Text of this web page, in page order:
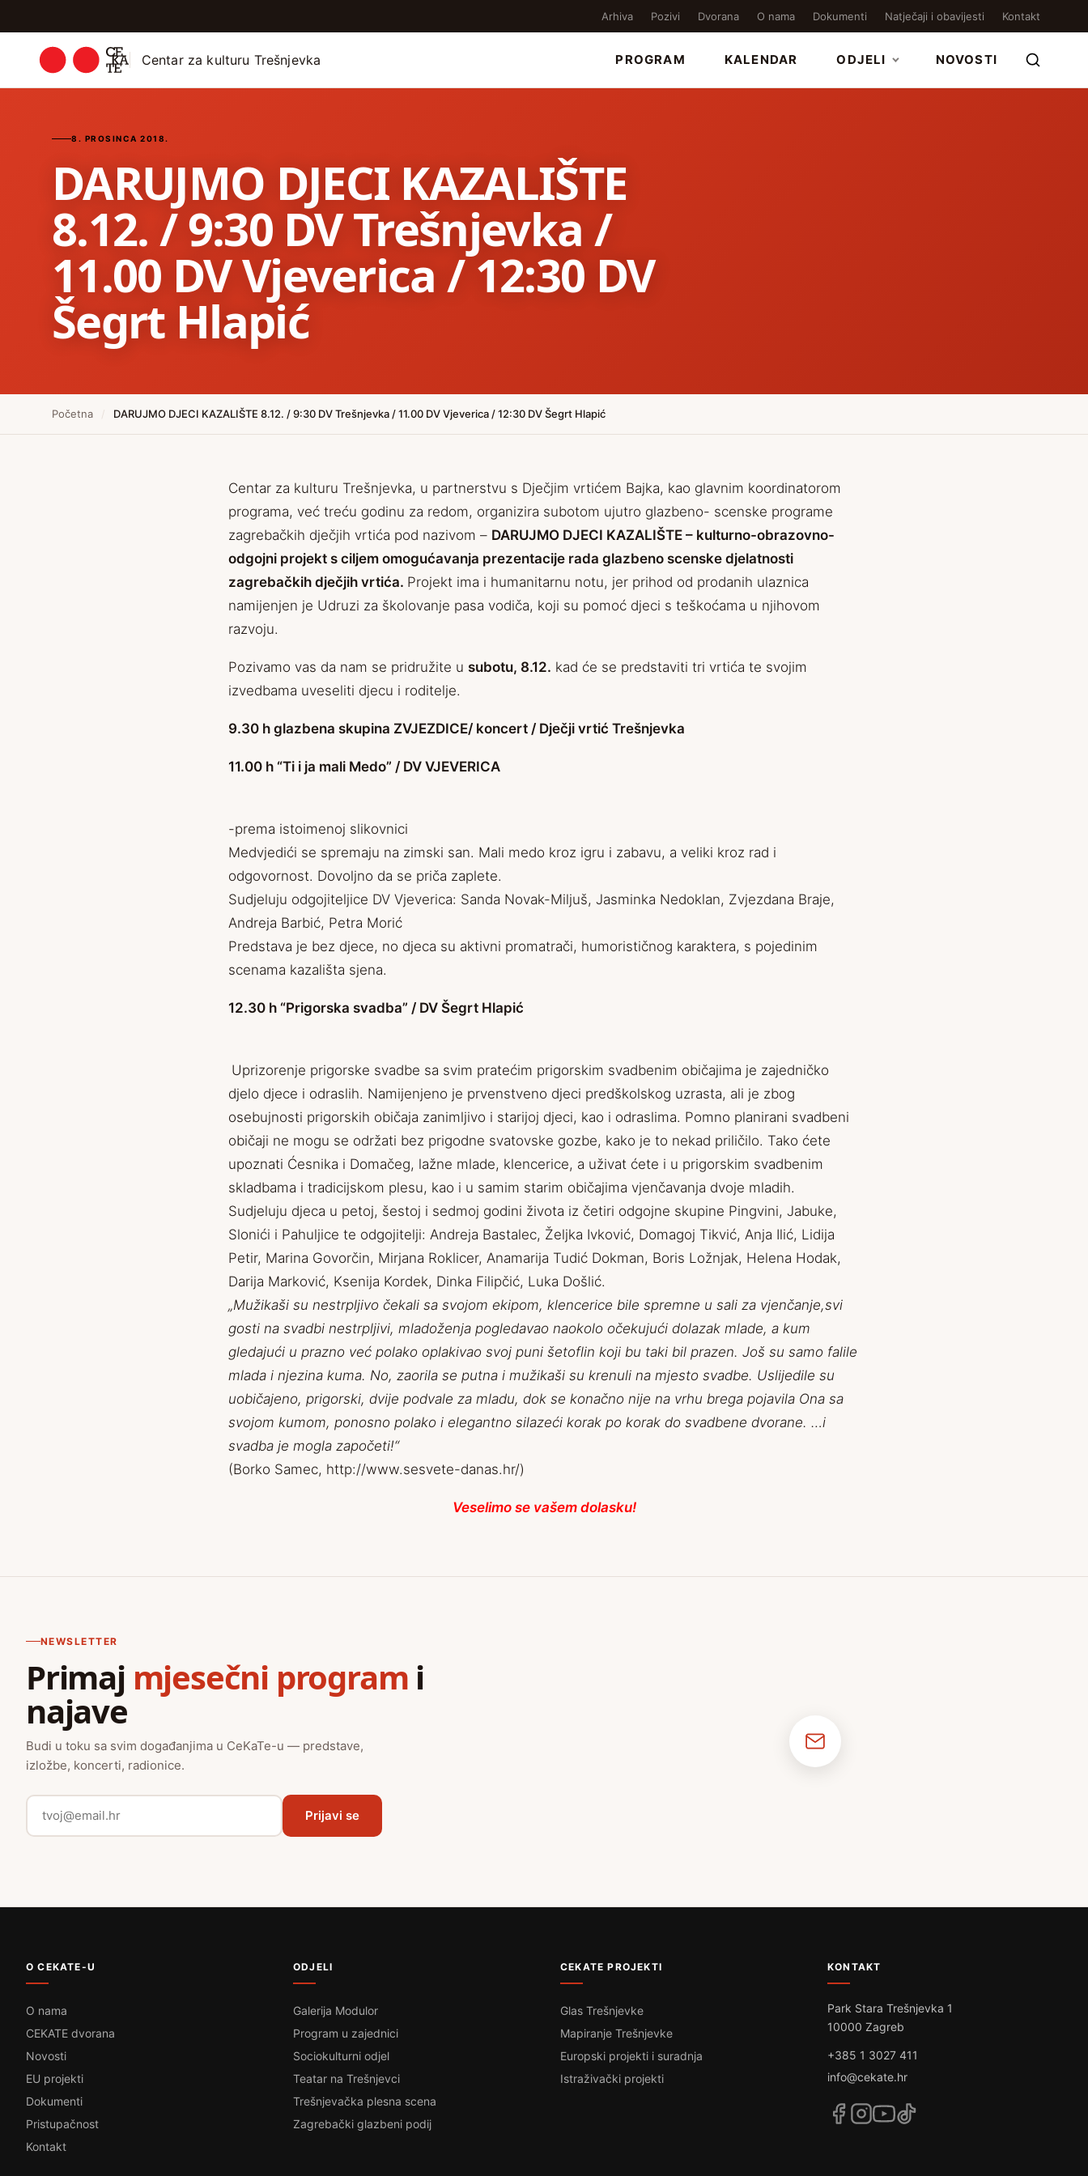
Arhiva Pozivi Dvorana O nama Dokumenti Natječaji i obavijesti Kontakt
Centar za kulturu Trešnjevka PROGRAM KALENDAR ODJELI NOVOSTI
8. PROSINCA 2018.
DARUJMO DJECI KAZALIŠTE
8.12. / 9:30 DV Trešnjevka /
11.00 DV Vjeverica / 12:30 DV
Šegrt Hlapić
Početna / DARUJMO DJECI KAZALIŠTE 8.12. / 9:30 DV Trešnjevka / 11.00 DV Vjeverica / 12:30 DV Šegrt Hlapić
Centar za kulturu Trešnjevka, u partnerstvu s Dječjim vrtićem Bajka, kao glavnim koordinatorom
programa, već treću godinu za redom, organizira subotom ujutro glazbeno- scenske programe
zagrebačkih dječjih vrtića pod nazivom – DARUJMO DJECI KAZALIŠTE – kulturno-obrazovno-
odgojni projekt s ciljem omogućavanja prezentacije rada glazbeno scenske djelatnosti
zagrebačkih dječjih vrtića. Projekt ima i humanitarnu notu, jer prihod od prodanih ulaznica
namijenjen je Udruzi za školovanje pasa vodiča, koji su pomoć djeci s teškoćama u njihovom
razvoju.
Pozivamo vas da nam se pridružite u subotu, 8.12. kad će se predstaviti tri vrtića te svojim
izvedbama uveseliti djecu i roditelje.
9.30 h glazbena skupina ZVJEZDICE/ koncert / Dječji vrtić Trešnjevka
11.00 h “Ti i ja mali Medo” / DV VJEVERICA
-prema istoimenoj slikovnici
Medvjedići se spremaju na zimski san. Mali medo kroz igru i zabavu, a veliki kroz rad i
odgovornost. Dovoljno da se priča zaplete.
Sudjeluju odgojiteljice DV Vjeverica: Sanda Novak-Miljuš, Jasminka Nedoklan, Zvjezdana Braje,
Andreja Barbić, Petra Morić
Predstava je bez djece, no djeca su aktivni promatrači, humorističnog karaktera, s pojedinim
scenama kazališta sjena.
12.30 h “Prigorska svadba” / DV Šegrt Hlapić
Uprizorenje prigorske svadbe sa svim pratećim prigorskim svadbenim običajima je zajedničko
djelo djece i odraslih. Namijenjeno je prvenstveno djeci predškolskog uzrasta, ali je zbog
osebujnosti prigorskih običaja zanimljivo i starijoj djeci, kao i odraslima. Pomno planirani svadbeni
običaji ne mogu se održati bez prigodne svatovske gozbe, kako je to nekad priličilo. Tako ćete
upoznati Ćesnika i Domačeg, lažne mlade, klencerice, a uživat ćete i u prigorskim svadbenim
skladbama i tradicijskom plesu, kao i u samim starim običajima vjenčavanja dvoje mladih.
Sudjeluju djeca u petoj, šestoj i sedmoj godini života iz četiri odgojne skupine Pingvini, Jabuke,
Slonići i Pahuljice te odgojitelji: Andreja Bastalec, Željka Ivković, Domagoj Tikvić, Anja Ilić, Lidija
Petir, Marina Govorčin, Mirjana Roklicer, Anamarija Tudić Dokman, Boris Ložnjak, Helena Hodak,
Darija Marković, Ksenija Kordek, Dinka Filipčić, Luka Došlić.
„Mužikaši su nestrpljivo čekali sa svojom ekipom, klencerice bile spremne u sali za vjenčanje,svi
gosti na svadbi nestrpljivi, mladoženja pogledavao naokolo očekujući dolazak mlade, a kum
gledajući u prazno već polako oplakivao svoj puni šetoflin koji bu taki bil prazen. Još su samo falile
mlada i njezina kuma. No, zaorila se putna i mužikaši su krenuli na mjesto svadbe. Uslijedile su
uobičajeno, prigorski, dvije podvale za mladu, dok se konačno nije na vrhu brega pojavila Ona sa
svojom kumom, ponosno polako i elegantno silazeći korak po korak do svadbene dvorane. …i
svadba je mogla započeti!“
(Borko Samec, http://www.sesvete-danas.hr/)
Veselimo se vašem dolasku!
NEWSLETTER
Primaj mjesečni program i
najave
Budi u toku sa svim događanjima u CeKaTe-u — predstave,
izložbe, koncerti, radionice.
Prijavi se
O CEKATE-U
O nama
CEKATE dvorana
Novosti
EU projekti
Dokumenti
Pristupačnost
Kontakt
ODJELI
Galerija Modulor
Program u zajednici
Sociokulturni odjel
Teatar na Trešnjevci
Trešnjevačka plesna scena
Zagrebački glazbeni podij
CEKATE PROJEKTI
Glas Trešnjevke
Mapiranje Trešnjevke
Europski projekti i suradnja
Istraživački projekti
KONTAKT
Park Stara Trešnjevka 1
10000 Zagreb
+385 1 3027 411
info@cekate.hr